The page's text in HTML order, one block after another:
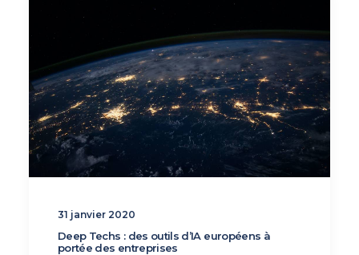
31 janvier 2020
Deep Techs : des outils d’IA européens à
portée des entreprises